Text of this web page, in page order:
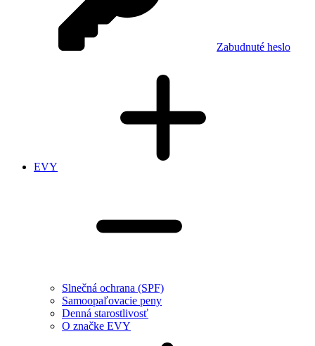
Zabudnuté heslo
EVY
Slnečná ochrana (SPF)
Samoopaľovacie peny
Denná starostlivosť
O značke EVY